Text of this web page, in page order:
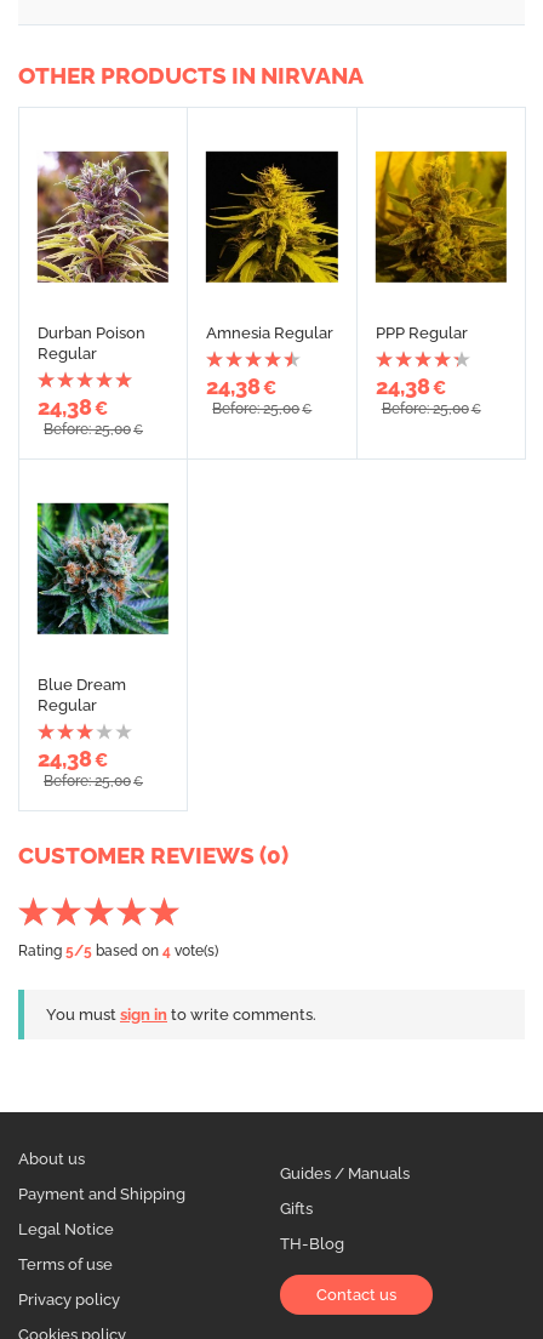
OTHER PRODUCTS IN NIRVANA
Durban Poison
Regular
24,38€
Before: 25,00€
Amnesia Regular
24,38€
Before: 25,00€
PPP Regular
24,38€
Before: 25,00€
Blue Dream
Regular
24,38€
Before: 25,00€
CUSTOMER REVIEWS (0)
Rating 5/5 based on 4 vote(s)
You must sign in to write comments.
About us
Payment and Shipping
Legal Notice
Terms of use
Privacy policy
Cookies policy
Guides / Manuals
Gifts
TH-Blog
Contact us